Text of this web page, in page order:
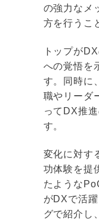
の強力なメ
方を行うこ
トップが
への覚悟を
す。同時に
職やリーダ
ってDX推
す。
変化に対す
功体験を提
たような
がDXで活
グで紹介し